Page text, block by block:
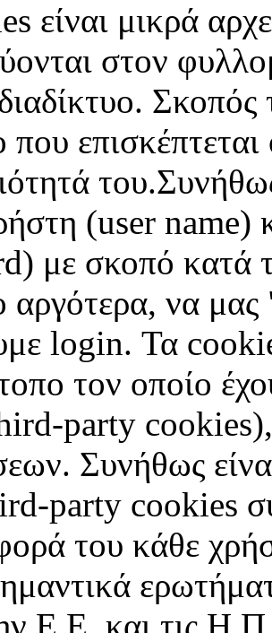
είναι μικρά
στον
Σκοπός
που
(user name)
με σκοπό κατά
αργότερα, να μας
login. Τα
τον οποίο
party
Συνήθως
party cookies
του κάθε